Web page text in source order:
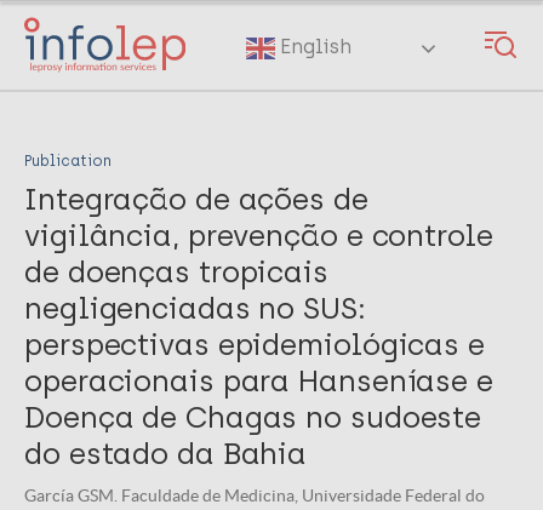
Skip
main
English
Publication
Integração de ações de
vigilância, prevenção e controle
de doenças tropicais
negligenciadas no SUS:
perspectivas epidemiológicas e
operacionais para Hanseníase e
Doença de Chagas no sudoeste
do estado da Bahia
García GSM. Faculdade de Medicina, Universidade Federal do